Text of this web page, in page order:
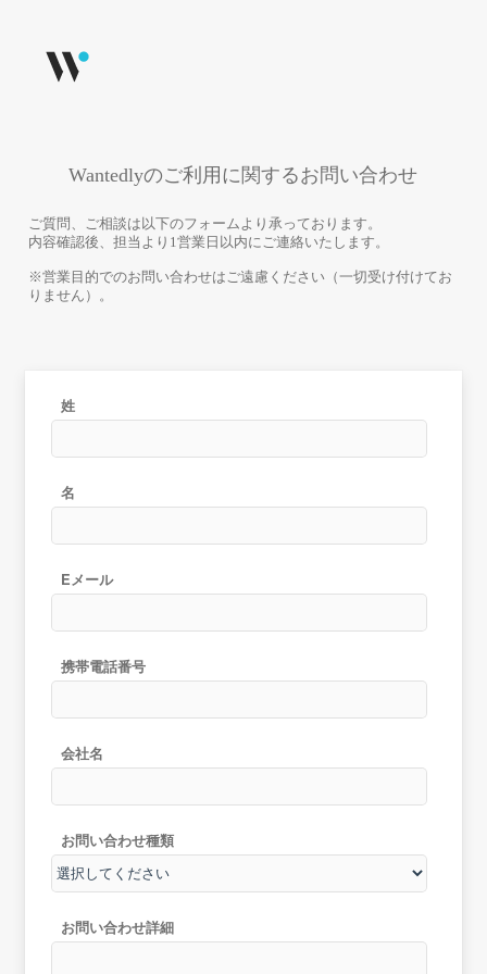
Wantedlyのご利用に関するお問い合わせ
ご質問、ご相談は以下のフォームより承っております。
内容確認後、担当より1営業日以内にご連絡いたします。
※営業目的でのお問い合わせはご遠慮ください（一切受け付けてお
りません）。
姓
名
Eメール
携帯電話番号
会社名
お問い合わせ種類
お問い合わせ詳細